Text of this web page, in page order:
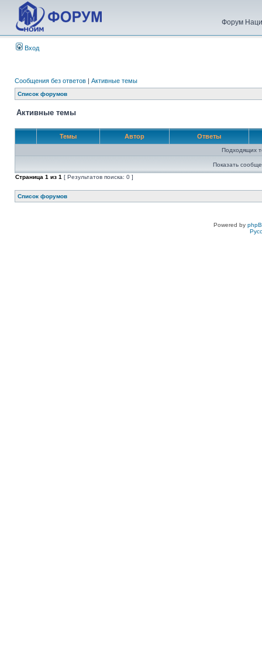
Форум
Вход
Сообщения без ответов | Активные темы
Список форумов
Активные темы
Темы Автор Ответы
Подходящих
Показать
Страница 1 из 1 [ Результатов поиска: 0 ]
Список форумов
Powered by